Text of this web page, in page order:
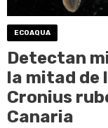
ECOAQUA
Detectan
la mitad de
Cronius
Canaria